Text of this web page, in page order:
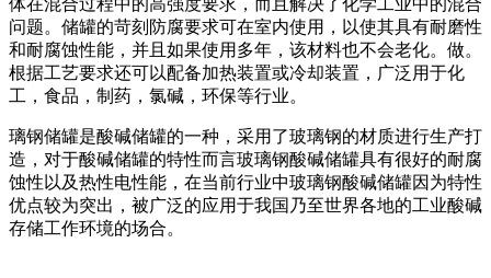
问题。储罐的苛刻防腐要求可在室内使用，以使其具有耐磨性
和耐腐蚀性能，并且如果使用多年，该材料也不会老化。做。
根据工艺要求还可以配备加热装置或冷却装置，广泛用于化
工，食品，制药，氯碱，环保等行业。
璃钢储罐是酸碱储罐的一种，采用了玻璃钢的材质进行生产打
造，对于酸碱储罐的特性而言玻璃钢酸碱储罐具有很好的耐腐
蚀性以及热性电性能，在当前行业中玻璃钢酸碱储罐因为特性
优点较为突出，被广泛的应用于我国乃至世界各地的工业酸碱
存储工作环境的场合。